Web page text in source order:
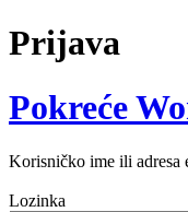
Prijava
Pokreće
Korisničko ime ili adresa
Lozinka